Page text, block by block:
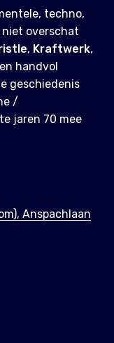
techno,
overschat
, Kraftwerk,
handvol
geschiedenis
/
jaren 70 mee
Anspachlaan